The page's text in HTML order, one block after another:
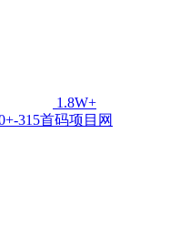
1.8W+